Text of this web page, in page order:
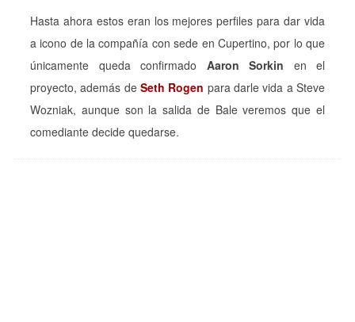
Hasta ahora estos eran los mejores perfiles para dar vida
a icono de la compañía con sede en Cupertino, por lo que
únicamente queda confirmado Aaron Sorkin en el
proyecto, además de Seth Rogen para darle vida a Steve
Wozniak, aunque son la salida de Bale veremos que el
comediante decide quedarse.